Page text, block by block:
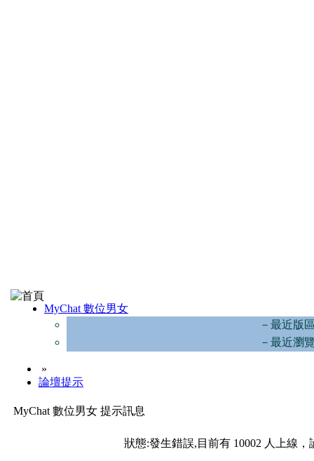
MyChat 數位男女
－最近版
－最近瀏
»
論壇提示
MyChat 數位男女 提示訊息
狀態:發生錯誤,目前有 10002 人上線